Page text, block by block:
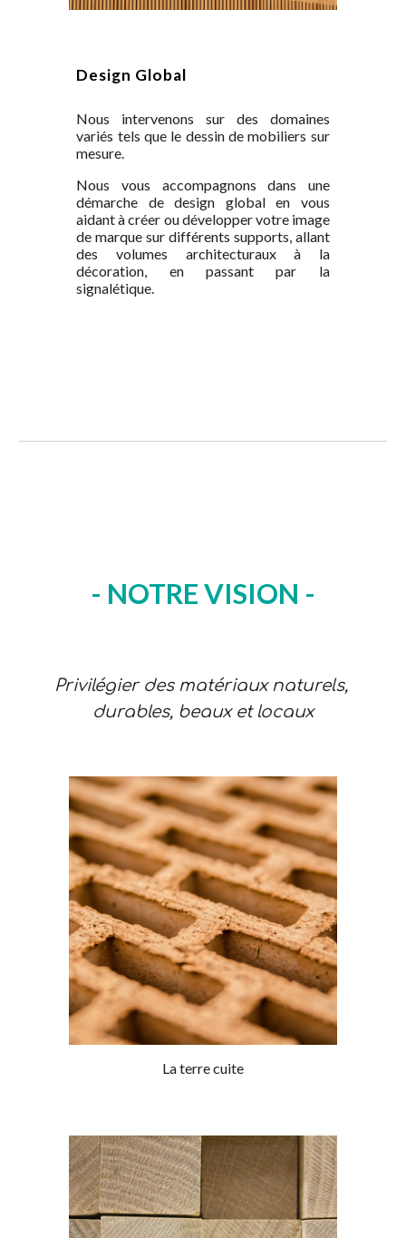
Design Global
Nous intervenons sur des domaines
variés tels que le dessin de mobiliers sur
mesure.
Nous vous accompagnons dans une
démarche de design globalen vous
aidantà créer ou développer votre image
de marque sur différents supports, allant
des volumes architecturaux à la
décoration, en passant par la
signalétique.
- NOTRE VISION -
Privilégier des matériaux naturels,
durables, beaux et locaux
La terre cuite